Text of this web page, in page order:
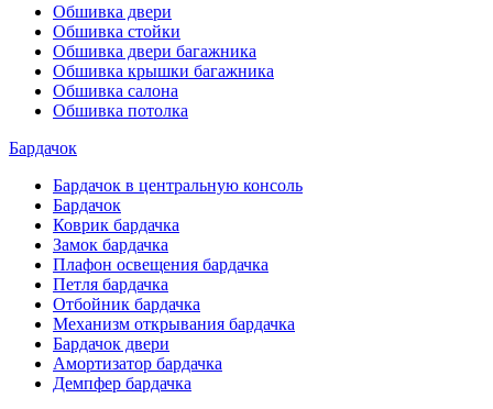
Обшивка двери
Обшивка стойки
Обшивка двери багажника
Обшивка крышки багажника
Обшивка салона
Обшивка потолка
Бардачок
Бардачок в центральную консоль
Бардачок
Коврик бардачка
Замок бардачка
Плафон освещения бардачка
Петля бардачка
Отбойник бардачка
Механизм открывания бардачка
Бардачок двери
Амортизатор бардачка
Демпфер бардачка